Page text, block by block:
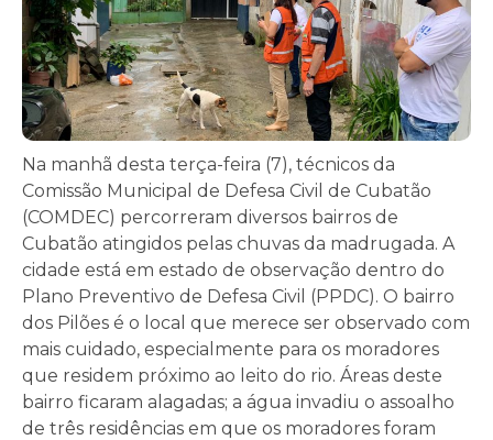
Na manhã desta terça-feira (7), técnicos da
Comissão Municipal de Defesa Civil de Cubatão
(COMDEC) percorreram diversos bairros de
Cubatão atingidos pelas chuvas da madrugada. A
cidade está em estado de observação dentro do
Plano Preventivo de Defesa Civil (PPDC). O bairro
dos Pilões é o local que merece ser observado com
mais cuidado, especialmente para os moradores
que residem próximo ao leito do rio. Áreas deste
bairro ficaram alagadas; a água invadiu o assoalho
de três residências em que os moradores foram